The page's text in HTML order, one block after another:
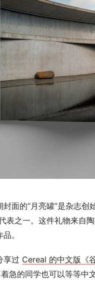
封面的“月亮罐”是杂志
表之一。这件礼物来
。
享过 Cereal 的中文版《
急的同学也可以等等